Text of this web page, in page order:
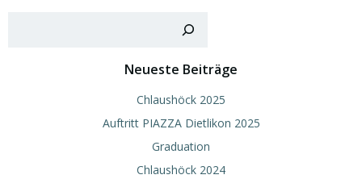
Neueste Beiträge
Chlaushöck 2025
Auftritt PIAZZA Dietlikon 2025
Graduation
Chlaushöck 2024